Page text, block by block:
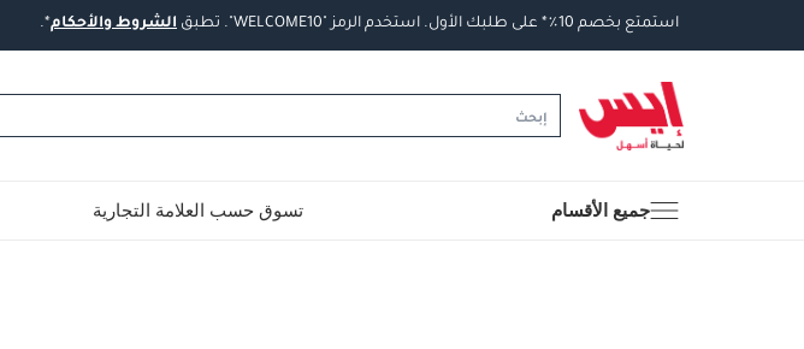
استمتع بخصم ٪* على طلبك الأول. استخدم الرمز"WELCOME10". تطبق الشروط والأحكام*.
جميع الأقسام تسوق حسب العلامة التجارية